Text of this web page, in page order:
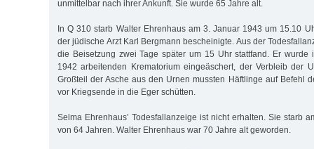
unmittelbar nach ihrer Ankunft. Sie wurde 65 Jahre alt.
In Q 310 starb Walter Ehrenhaus am 3. Januar 1943 um 15.10
der jüdische Arzt Karl Bergmann bescheinigte. Aus der
die Beisetzung zwei Tage später um 15 Uhr stattfand. Er wurde
1942 arbeitenden Krematorium eingeäschert, der Verbleib der
Großteil der Asche aus den Urnen mussten Häftlinge auf Befehl
vor Kriegsende in die Eger schütten.
Selma Ehrenhaus’ Todesfallanzeige ist nicht erhalten. Sie starb
von 64 Jahren. Walter Ehrenhaus war 70 Jahre alt geworden.